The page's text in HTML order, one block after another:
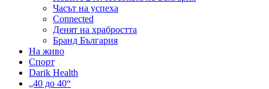
Часът на успеха
Connected
Денят на храбростта
Бранд България
На живо
Спорт
Darik Health
„40 до 40“